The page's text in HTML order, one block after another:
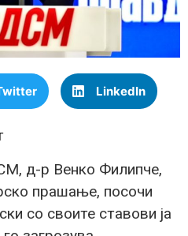
LinkedIn
д-р Венко Филипче,
прашање, посочи
со своите ставови ја